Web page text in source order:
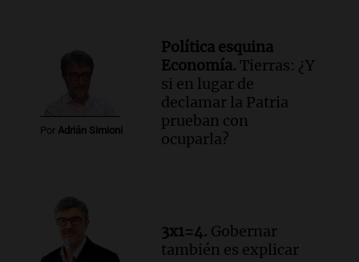
Manifestación en Rosario contra
la ley de Propiedad Privada debatida en
el Senado.
Viva la Radio Rosario
Episodios
Luis Juez cuestionó la polémica
Informados al regreso
Episodios
Por Adrián Simioni
Política esquina
Economía. Tierras: ¿Y
si en lugar de
declamar la Patria
prueban con
ocuparla?
3x1=4. Gobernar
también es explicar